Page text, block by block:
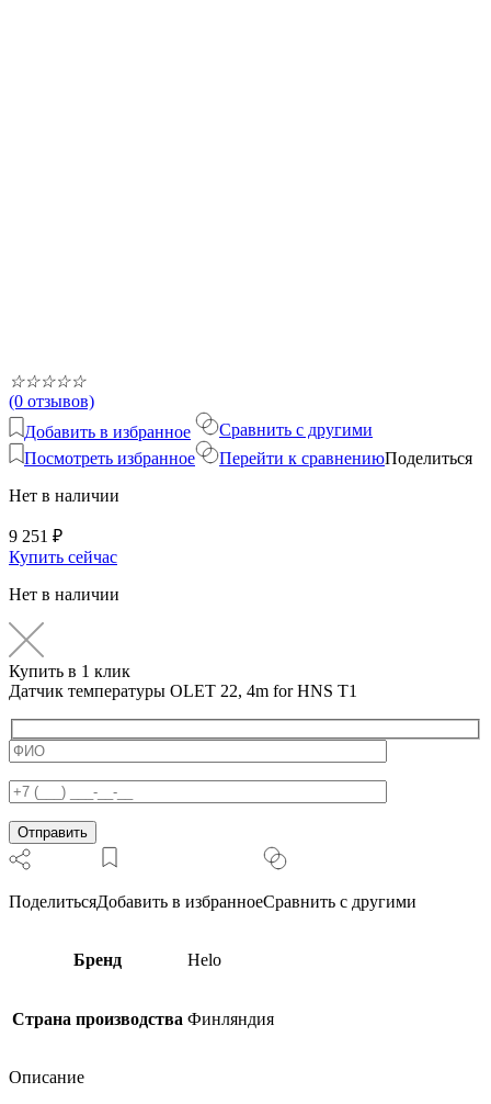
☆☆☆☆☆
(0 отзывов)
Добавить в избранное
Посмотреть избранное
Сравнить с другими
Перейти к сравнениюПоделиться
Нет в наличии
9 251 ₽
Купить сейчас
Нет в наличии
Купить в 1 клик
Датчик температуры OLET 22, 4m for HNS T1
ПоделитьсяДобавить в избранноеСравнить с другими
Бренд Helo
Страна производства Финляндия
Описание